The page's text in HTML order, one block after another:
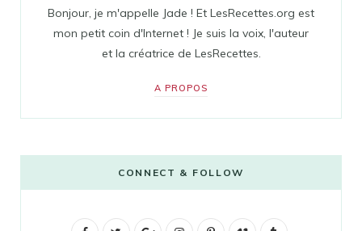
Bonjour, je m'appelle Jade ! Et LesRecettes.org est
mon petit coin d'Internet ! Je suis la voix, l'auteur
et la créatrice de LesRecettes.
A PROPOS
CONNECT & FOLLOW